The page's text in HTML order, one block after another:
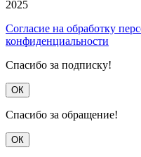
2025
Согласие на обработку
конфиденциальности
Спасибо за подписку!
ОК
Спасибо за обращение!
ОК